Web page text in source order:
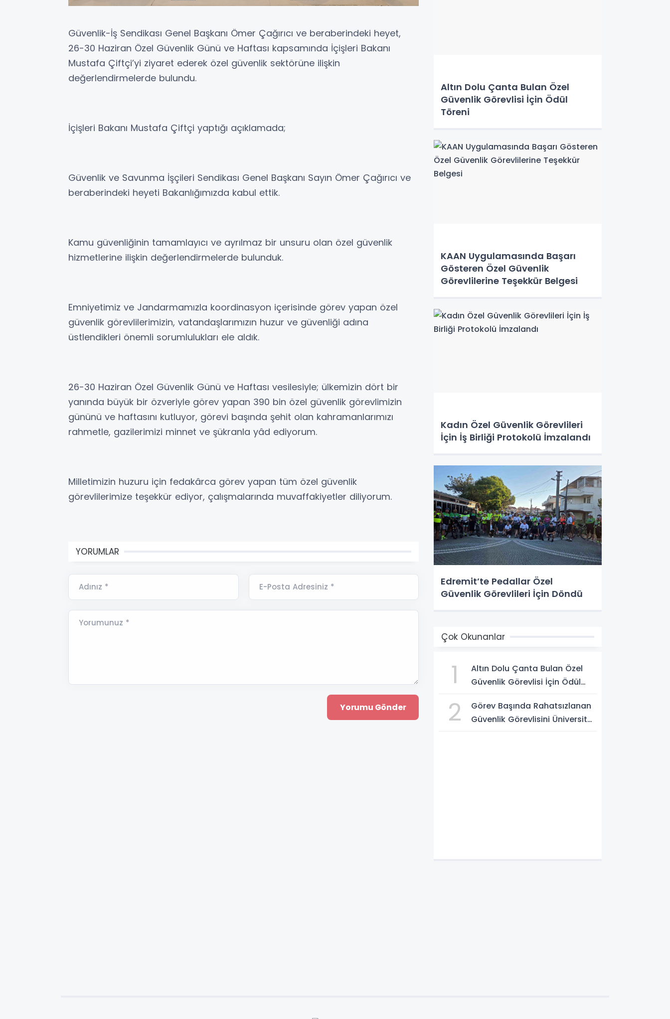
Güvenlik-İş Sendikası Genel Başkanı Ömer Çağırıcı ve beraberindeki heyet,
26-30 Haziran Özel Güvenlik Günü ve Haftası kapsamında İçişleri Bakanı
Mustafa Çiftçi’yi ziyaret ederek özel güvenlik sektörüne ilişkin
değerlendirmelerde bulundu.
İçişleri Bakanı Mustafa Çiftçi yaptığı açıklamada;
Güvenlik ve Savunma İşçileri Sendikası Genel Başkanı Sayın Ömer Çağırıcı ve
beraberindeki heyeti Bakanlığımızda kabul ettik.
Kamu güvenliğinin tamamlayıcı ve ayrılmaz bir unsuru olan özel güvenlik
hizmetlerine ilişkin değerlendirmelerde bulunduk.
Emniyetimiz ve Jandarmamızla koordinasyon içerisinde görev yapan özel
güvenlik görevlilerimizin, vatandaşlarımızın huzur ve güvenliği adına
üstlendikleri önemli sorumlulukları ele aldık.
26-30 Haziran Özel Güvenlik Günü ve Haftası vesilesiyle; ülkemizin dört bir
yanında büyük bir özveriyle görev yapan 390 bin özel güvenlik görevlimizin
gününü ve haftasını kutluyor, görevi başında şehit olan kahramanlarımızı
rahmetle, gazilerimizi minnet ve şükranla yâd ediyorum.
Milletimizin huzuru için fedakârca görev yapan tüm özel güvenlik
görevlilerimize teşekkür ediyor, çalışmalarında muvaffakiyetler diliyorum.
YORUMLAR
Adınız * E-Posta Adresiniz *
Yorumunuz *
Altın Dolu Çanta Bulan Özel
Güvenlik Görevlisi İçin Ödül
Töreni
KAAN Uygulamasında Başarı
Gösteren Özel Güvenlik
Görevlilerine Teşekkür Belgesi
Kadın Özel Güvenlik Görevlileri
İçin İş Birliği Protokolü İmzalandı
Edremit’te Pedallar Özel
Güvenlik Görevlileri İçin Döndü
Çok Okunanlar
1
Altın Dolu Çanta Bulan Özel
Güvenlik Görevlisi İçin Ödül
2
Görev Başında Rahatsızlanan
Güvenlik Görevlisini Üniversite